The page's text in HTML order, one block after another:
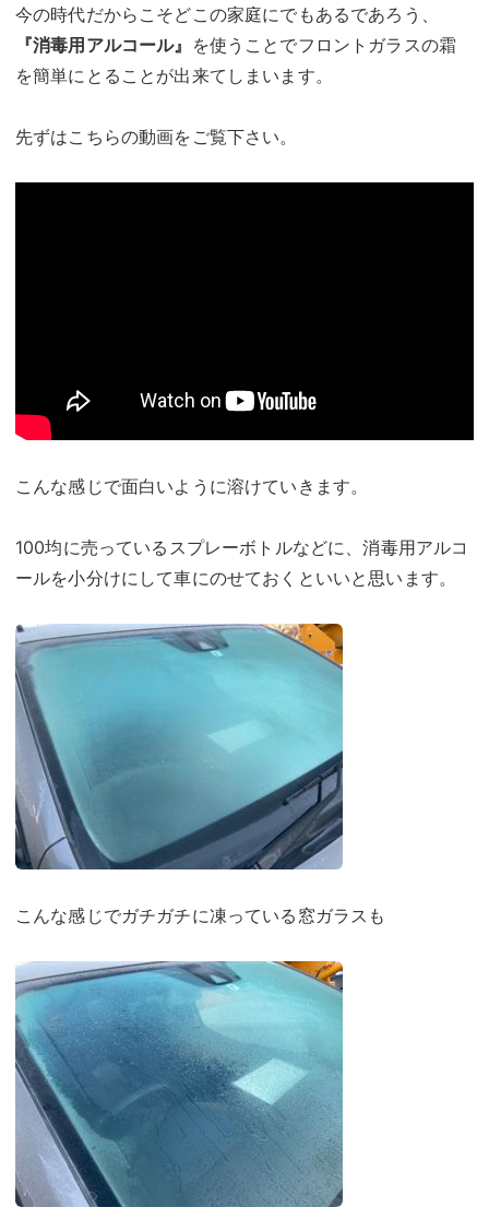
今の時代だからこそどこの家庭にでもあるであろう、
『消毒用アルコール』 を使うことでフロントガラスの霜
を簡単にとることが出来てしまいます。
先ずはこちらの動画をご覧下さい。
こんな感じで面白いように溶けていきます。
100均に売っているスプレーボトルなどに、消毒用アルコ
ールを小分けにして車にのせておくといいと思います。
こんな感じでガチガチに凍っている窓ガラスも